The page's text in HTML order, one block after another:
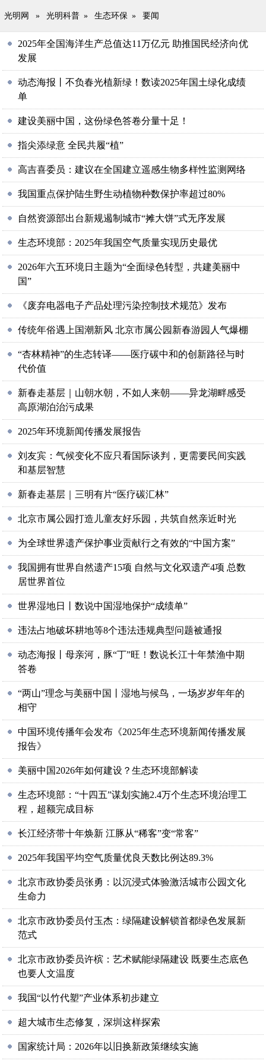
光明网 » 光明科普 » 生态环保 » 要闻
2025年全国海洋生产总值达11万亿元 助推国民经济向优
发展
动态海报丨不负春光植新绿！数读2025年国土绿化成绩
单
建设美丽中国，这份绿色答卷分量十足！
指尖添绿意 全民共履“植”
高吉喜委员：建议在全国建立遥感生物多样性监测网络
我国重点保护陆生野生动植物种数保护率超过80%
自然资源部出台新规遏制城市“摊大饼”式无序发展
生态环境部：2025年我国空气质量实现历史最优
2026年六五环境日主题为“全面绿色转型，共建美丽中
国”
《废弃电器电子产品处理污染控制技术规范》发布
传统年俗遇上国潮新风 北京市属公园新春游园人气爆棚
“杏林精神”的生态转译——医疗碳中和的创新路径与时
代价值
新春走基层｜山朝水朝，不如人来朝——异龙湖畔感受
高原湖泊治污成果
2025年环境新闻传播发展报告
刘友宾：气候变化不应只看国际谈判，更需要民间实践
和基层智慧
新春走基层｜三明有片“医疗碳汇林”
北京市属公园打造儿童友好乐园，共筑自然亲近时光
为全球世界遗产保护事业贡献行之有效的“中国方案”
我国拥有世界自然遗产15项 自然与文化双遗产4项 总数
居世界首位
世界湿地日丨数说中国湿地保护“成绩单”
违法占地破坏耕地等8个违法违规典型问题被通报
动态海报丨母亲河，豚“丁”旺！数说长江十年禁渔中期
答卷
“两山”理念与美丽中国丨湿地与候鸟，一场岁岁年年的
相守
中国环境传播年会发布《2025年生态环境新闻传播发展
报告》
美丽中国2026年如何建设？生态环境部解读
生态环境部：“十四五”谋划实施2.4万个生态环境治理工
程，超额完成目标
长江经济带十年焕新 江豚从“稀客”变“常客”
2025年我国平均空气质量优良天数比例达89.3%
北京市政协委员张勇：以沉浸式体验激活城市公园文化
生命力
北京市政协委员付玉杰：绿隔建设解锁首都绿色发展新
范式
北京市政协委员许槟：艺术赋能绿隔建设 既要生态底色
也要人文温度
我国“以竹代塑”产业体系初步建立
超大城市生态修复，深圳这样探索
国家统计局：2026年以旧换新政策继续实施